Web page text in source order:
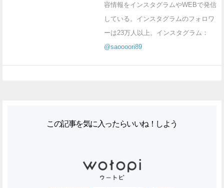
容情報をインスタグラムやWEBで発信
している。インスタグラムのフォロワ
ーは23万人以上。インスタグラム：
@saoooori89
この記事を気に入ったらいいね！しよう